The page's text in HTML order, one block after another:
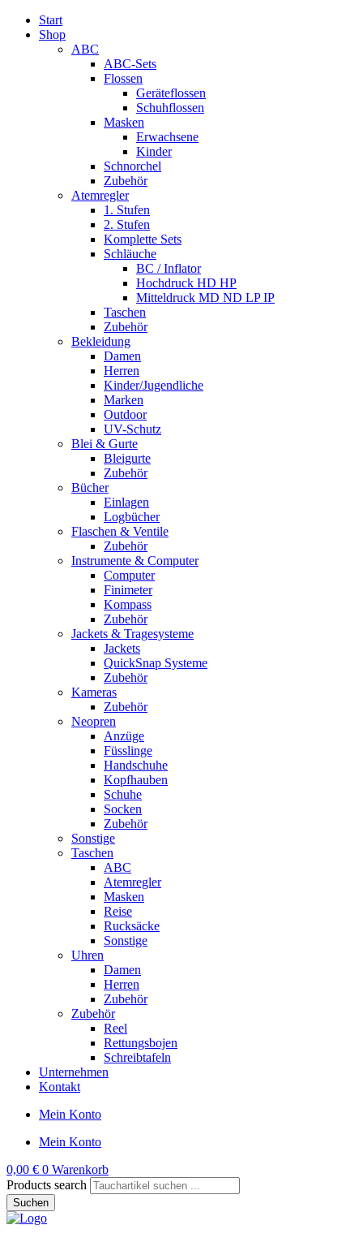
Start
Shop
ABC
ABC-Sets
Flossen
Geräteflossen
Schuhflossen
Masken
Erwachsene
Kinder
Schnorchel
Zubehör
Atemregler
1. Stufen
2. Stufen
Komplette Sets
Schläuche
BC / Inflator
Hochdruck HD HP
Mitteldruck MD ND LP IP
Taschen
Zubehör
Bekleidung
Damen
Herren
Kinder/Jugendliche
Marken
Outdoor
UV-Schutz
Blei & Gurte
Bleigurte
Zubehör
Bücher
Einlagen
Logbücher
Flaschen & Ventile
Zubehör
Instrumente & Computer
Computer
Finimeter
Kompass
Zubehör
Jackets & Tragesysteme
Jackets
QuickSnap Systeme
Zubehör
Kameras
Zubehör
Neopren
Anzüge
Füsslinge
Handschuhe
Kopfhauben
Schuhe
Socken
Zubehör
Sonstige
Taschen
ABC
Atemregler
Masken
Reise
Rucksäcke
Sonstige
Uhren
Damen
Herren
Zubehör
Zubehör
Reel
Rettungsbojen
Schreibtafeln
Unternehmen
Kontakt
Mein Konto
Mein Konto
0,00 € 0 Warenkorb
Products search
Suchen